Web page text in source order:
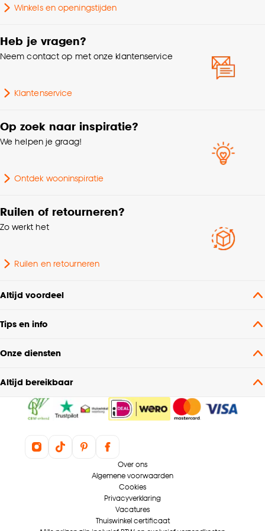
klikken.
Goed om te weten is dat je deze keuze altijd nog
kan aanpassen, bekijk hiervoor onze
Lengte
Garantietermijn
Winkels en openingstijden
Heb je vragen?
Neem contact op met onze klantenservice
Klantenservice
Op zoek naar inspiratie?
We helpen je graag!
Ontdek wooninspiratie
Ruilen of retourneren?
Zo werkt het
Ruilen en retourneren
Altijd voordeel
Tips en info
Onze diensten
Altijd bereikbaar
Over ons
Algemene voorwaarden
Cookies
Privacyverklaring
Vacatures
Thuiswinkel certificaat